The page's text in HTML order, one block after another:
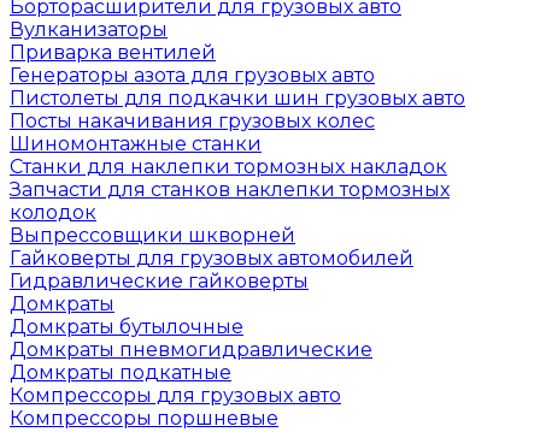
Борторасширители для грузовых авто
Вулканизаторы
Приварка вентилей
Генераторы азота для грузовых авто
Пистолеты для подкачки шин грузовых авто
Посты накачивания грузовых колес
Шиномонтажные станки
Станки для наклепки тормозных накладок
Запчасти для станков наклепки тормозных
колодок
Выпрессовщики шкворней
Гайковерты для грузовых автомобилей
Гидравлические гайковерты
Домкраты
Домкраты бутылочные
Домкраты пневмогидравлические
Домкраты подкатные
Компрессоры для грузовых авто
Компрессоры поршневые